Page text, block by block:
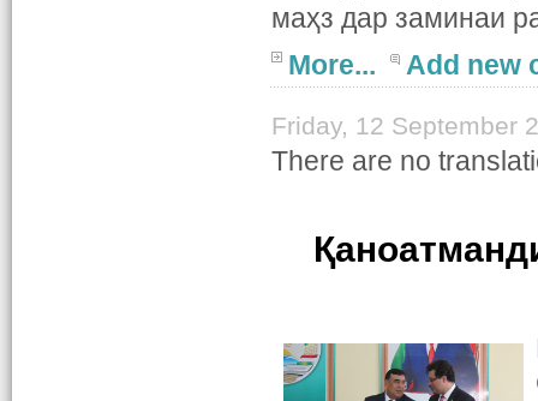
маҳз дар заминаи
More...
Add new
Friday, 12 September
There are no